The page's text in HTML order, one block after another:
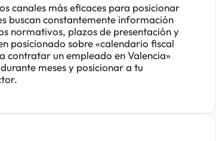
canales más eficaces para posicionar
buscan constantemente información
normativos, plazos de presentación y
posicionado sobre «calendario fiscal
contratar un empleado en Valencia»
meses y posicionar a tu